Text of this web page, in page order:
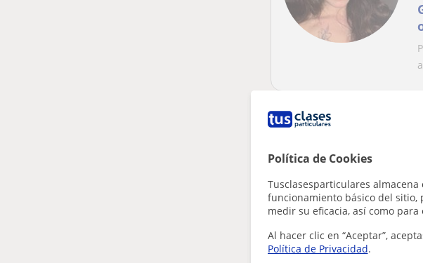
Política de Cookies
Tusclasesparticulares
funcionamiento básico del sitio,
medir su eficacia, así como
Al hacer clic en “Aceptar”,
Política de Privacidad.